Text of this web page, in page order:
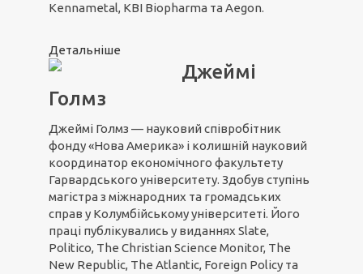
Kennametal, KBI Biopharma та Aegon.
Детальніше
Джеймі
Голмз
Джеймі Голмз — науковий співробітник
фонду «Нова Америка» і колишній науковий
координатор економічного факультету
Гарвардського університету. Здобув ступінь
магістра з міжнародних та громадських
справ у Колумбійському університеті. Його
праці публікувались у виданнях Slate,
Politico, The Christian Science Monitor, The
New Republic, The Atlantic, Foreign Policy та